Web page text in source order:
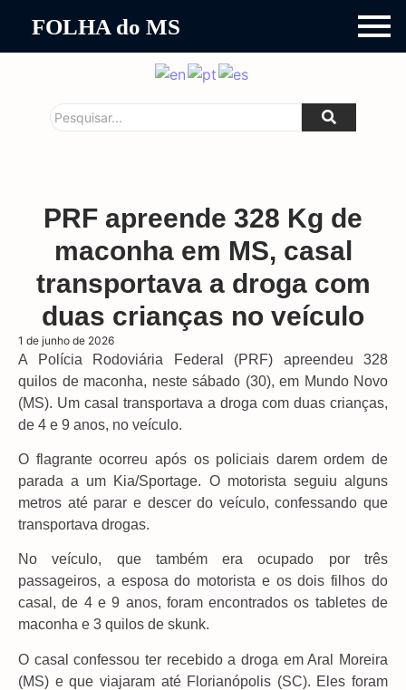
FOLHA do MS
PRF apreende 328 Kg de
maconha em MS, casal
transportava a droga com
duas crianças no veículo
1 de junho de 2026
A Polícia Rodoviária Federal (PRF) apreendeu 328
quilos de maconha, neste sábado (30), em Mundo Novo
(MS). Um casal transportava a droga com duas crianças,
de 4 e 9 anos, no veículo.
O flagrante ocorreu após os policiais darem ordem de
parada a um Kia/Sportage. O motorista seguiu alguns
metros até parar e descer do veículo, confessando que
transportava drogas.
No veículo, que também era ocupado por três
passageiros, a esposa do motorista e os dois filhos do
casal, de 4 e 9 anos, foram encontrados os tabletes de
maconha e 3 quilos de skunk.
O casal confessou ter recebido a droga em Aral Moreira
(MS) e que viajaram até Florianópolis (SC). Eles foram